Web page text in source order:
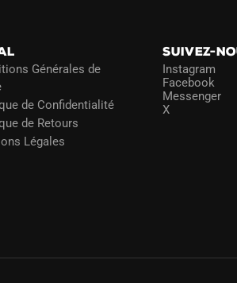
Générales de
de Confidentialité
de Retours
Légales
SUIVEZ-
Instagram
Facebook
Messenger
X